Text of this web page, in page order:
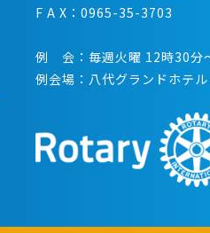
F A X：0965-35-3703
例 会：毎週火曜 12時30分
例会場：八代グランドホテル